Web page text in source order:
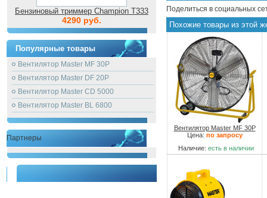
Бензиновый триммер Champion T333
4290 руб.
Популярные товары
Вентилятор Master MF 30P
Вентилятор Master DF 20P
Вентилятор Master CD 5000
Вентилятор Master BL 6800
Партнеры
Поделиться в социальных
Похожие товары из этой
Вентилятор Master MF 30P
Цена: по запросу
Наличие: есть в наличии